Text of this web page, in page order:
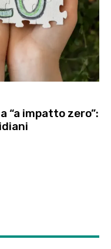
“a impatto zero”: